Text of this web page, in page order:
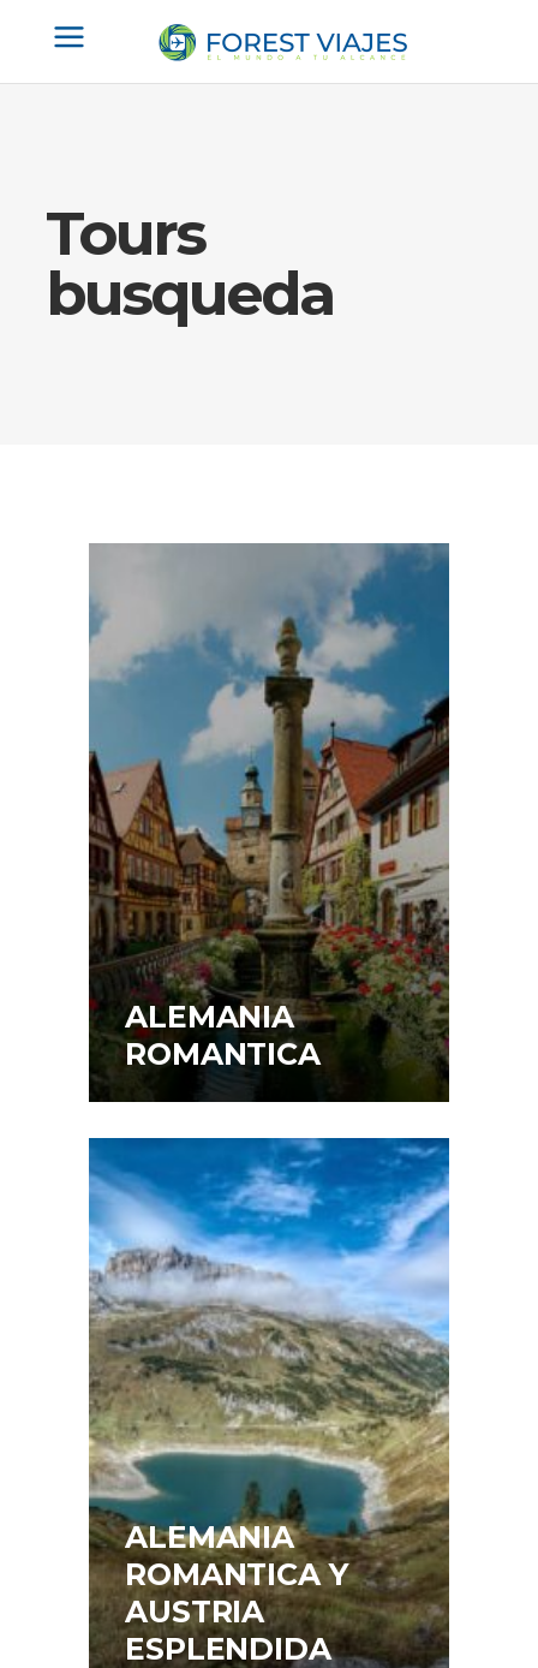
Tours
busqueda
ALEMANIA
ROMANTICA
ALEMANIA
ROMANTICA Y
AUSTRIA
ESPLENDIDA